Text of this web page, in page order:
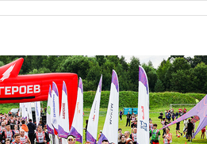
товаров для параллельного
импорта
14:14 Роспотребнадзор
одобрил открытие сезона на
105 пляжах в Анапе